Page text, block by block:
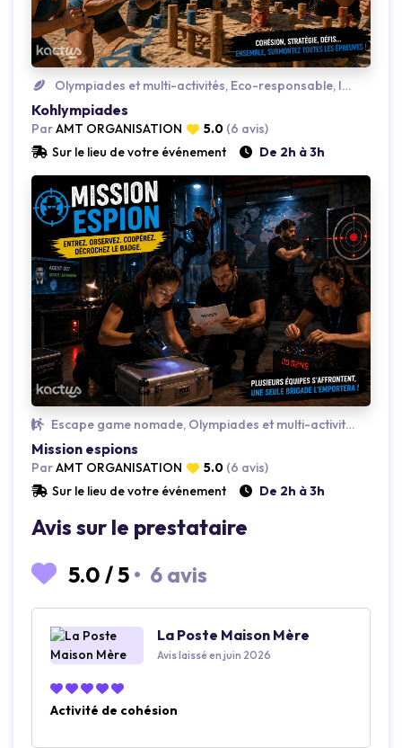
Loading...
Olympiades et multi-activités, Eco-responsable, Insolite
Kohlympiades
ParAMT ORGANISATION 5.0 (6 avis)
Sur le lieu de votre événement
De 2h à 3h
Loading...
Escape game nomade, Olympiades et multi-activités, Insolite
Mission espions
ParAMT ORGANISATION 5.0 (6 avis)
Sur le lieu de votre événement
De 2h à 3h
Avis sur le prestataire
5.0 /5 • 6 avis
La Poste Maison Mère
Avis laissé en juin 2026
Activité de cohésion